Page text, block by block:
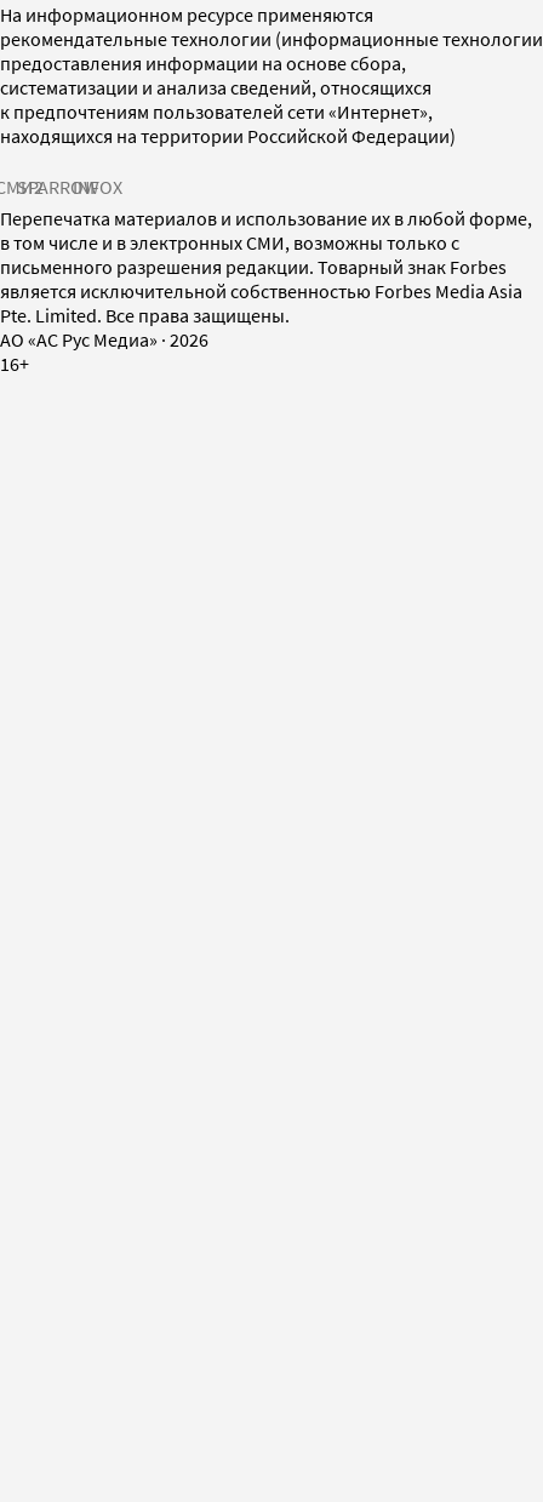
На информационном ресурсе применяются
рекомендательные технологии (информационные технологии
предоставления информации на основе сбора,
систематизации и анализа сведений, относящихся
к предпочтениям пользователей сети «Интернет»,
находящихся на территории Российской Федерации)
SPARROWINFOX
Перепечатка материалов и использование их в любой форме,
в том числе и в электронных СМИ, возможны только с
письменного разрешения редакции. Товарный знак Forbes
является исключительной собственностью Forbes Media Asia
Pte. Limited. Все права защищены.
AO «АС Рус Медиа» · 2026
16+